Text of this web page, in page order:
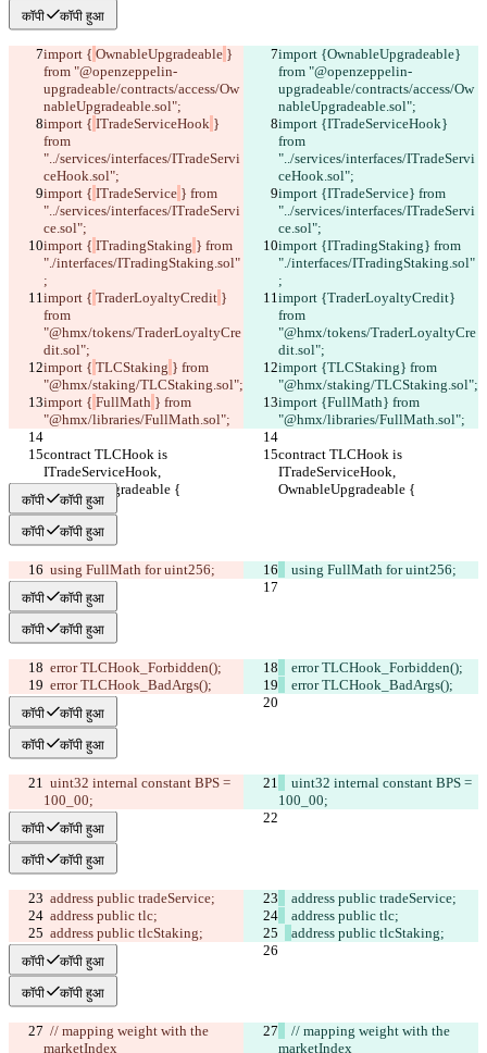
कॉपी कॉपी हुआ
import { OwnableUpgradeable }
from "@openzeppelin-
upgradeable/contracts/access/Ow
nableUpgradeable.sol";
import {OwnableUpgradeable}
from "@openzeppelin-
upgradeable/contracts/access/Ow
nableUpgradeable.sol";
import { ITradeServiceHook }
from
"../services/interfaces/ITradeServi
ceHook.sol";
import {ITradeServiceHook}
from
"../services/interfaces/ITradeServi
ceHook.sol";
import { ITradeService } from
"../services/interfaces/ITradeServi
ce.sol";
import {ITradeService} from
"../services/interfaces/ITradeServi
ce.sol";
import { ITradingStaking } from
"./interfaces/ITradingStaking.sol"
;
import {ITradingStaking} from
"./interfaces/ITradingStaking.sol"
;
import { TraderLoyaltyCredit }
from
"@hmx/tokens/TraderLoyaltyCre
dit.sol";
import {TraderLoyaltyCredit}
from
"@hmx/tokens/TraderLoyaltyCre
dit.sol";
import { TLCStaking } from
"@hmx/staking/TLCStaking.sol";
import {TLCStaking} from
"@hmx/staking/TLCStaking.sol";
import { FullMath } from
"@hmx/libraries/FullMath.sol";
import {FullMath} from
"@hmx/libraries/FullMath.sol";
contract TLCHook is
ITradeServiceHook,
OwnableUpgradeable {
contract TLCHook is
ITradeServiceHook,
OwnableUpgradeable {
कॉपी कॉपी हुआ
कॉपी कॉपी हुआ
  using FullMath for uint256;
  using FullMath for uint256;
कॉपी कॉपी हुआ
कॉपी कॉपी हुआ
  error TLCHook_Forbidden();
  error TLCHook_Forbidden();
  error TLCHook_BadArgs();
  error TLCHook_BadArgs();
कॉपी कॉपी हुआ
कॉपी कॉपी हुआ
100_00;
  uint32 internal constant BPS =
100_00;
कॉपी कॉपी हुआ
कॉपी कॉपी हुआ
  address public tradeService;
  address public tradeService;
  address public tlc;
  address public tlc;
address public tlcStaking;
address public tlcStaking;
कॉपी कॉपी हुआ
कॉपी कॉपी हुआ
marketIndex
  // mapping weight with the
marketIndex